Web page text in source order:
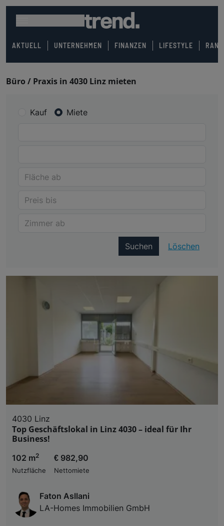
AKTUELL UNTERNEHMEN FINANZEN LIFESTYLE
Büro / Praxis in 4030 Linz mieten
Kauf Miete
Suchen Löschen
4030 Linz
Top Geschäftslokal in Linz 4030 – ideal für Ihr
Business!
102 m2
Nutzfläche
€ 982,90
Nettomiete
Faton Asllani
LA-Homes Immobilien GmbH